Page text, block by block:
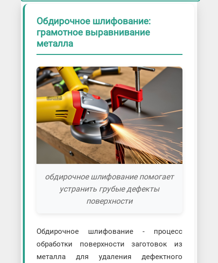
Обдирочное шлифование:
грамотное выравнивание
металла
обдирочное шлифование помогает
устранить грубые дефекты
поверхности
Обдирочное шлифование - процесс
обработки поверхности заготовок из
металла для удаления дефектного